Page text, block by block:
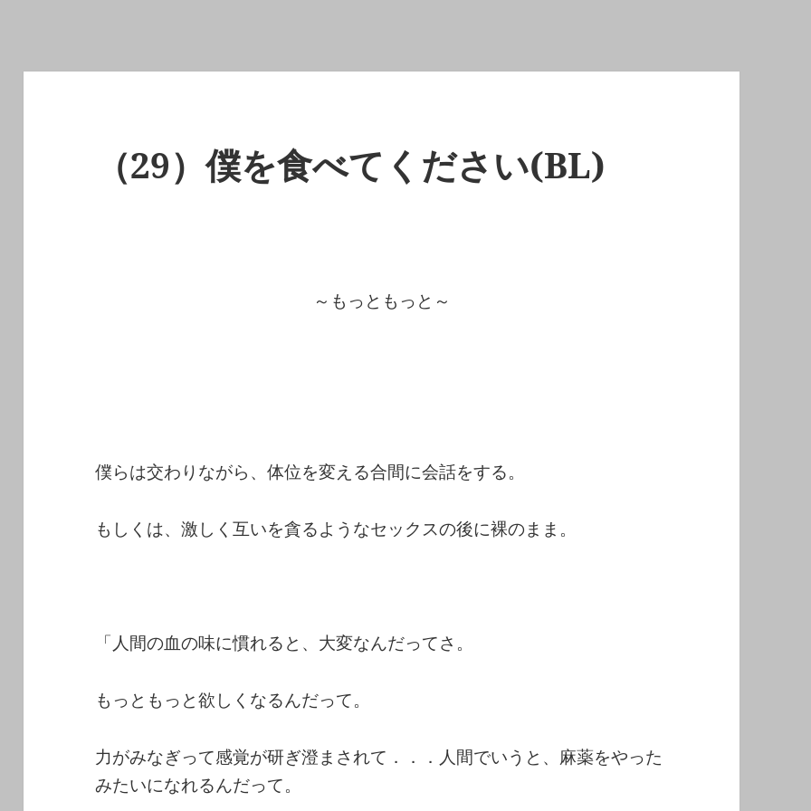
（29）僕を食べてください(BL)
～もっともっと～
僕らは交わりながら、体位を変える合間に会話をする。
もしくは、激しく互いを貪るようなセックスの後に裸のまま。
「人間の血の味に慣れると、大変なんだってさ。
もっともっと欲しくなるんだって。
力がみなぎって感覚が研ぎ澄まされて．．．人間でいうと、麻薬をやった
みたいになれるんだって。